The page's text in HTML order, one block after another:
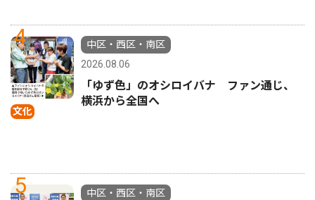
4
文化
中区・西区・南区
2026.08.06
「ゆず色」のオシロイバナ ファン通じ、
横浜から全国へ
5
中区・西区・南区